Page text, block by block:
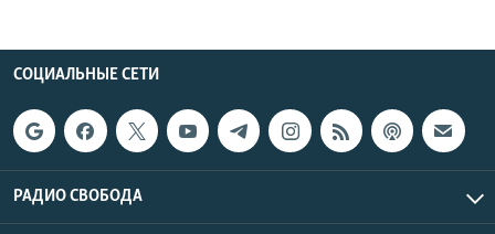
СОЦИАЛЬНЫЕ СЕТИ
РАДИО СВОБОДА